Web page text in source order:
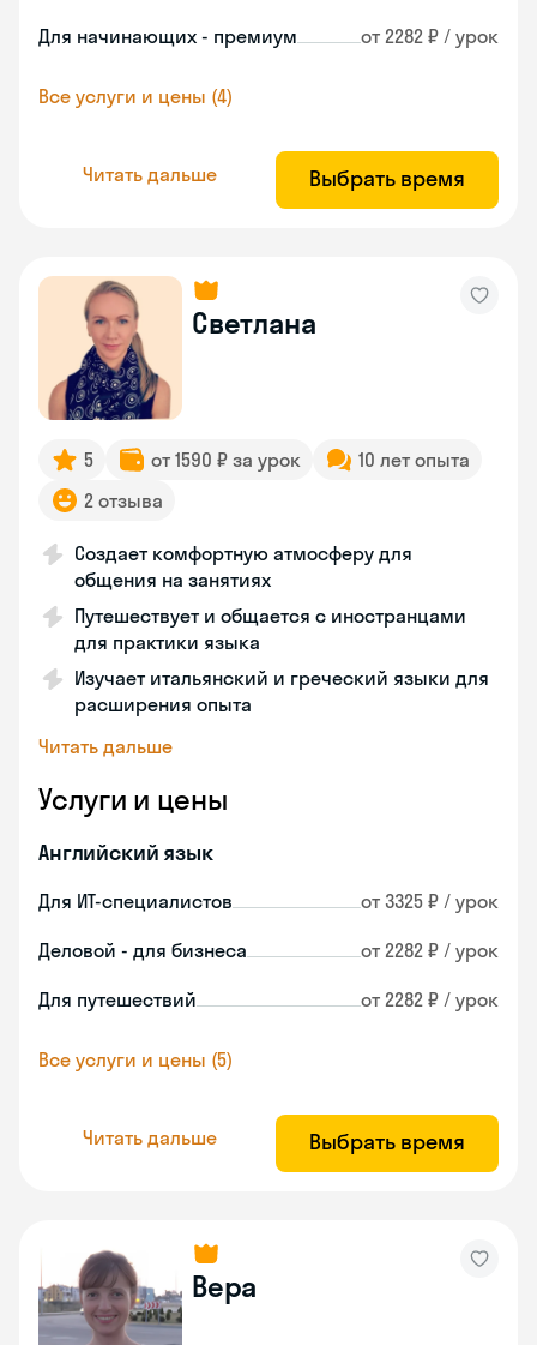
Для начинающих - премиум от 2282 ₽ / урок
Все услуги и цены (4)
Читать дальше Выбрать время
Светлана
5 от 1590 ₽ за урок
10 лет опыта
2 отзыва
Создает комфортную атмосферу для
общения на занятиях
Путешествует и общается с иностранцами
для практики языка
Изучает итальянский и греческий языки для
расширения опыта
Читать дальше
Услуги и цены
Английский язык
Для ИТ-специалистов от 3325 ₽ / урок
Деловой - для бизнеса от 2282 ₽ / урок
Для путешествий от 2282 ₽ / урок
Все услуги и цены (5)
Читать дальше Выбрать время
Вера